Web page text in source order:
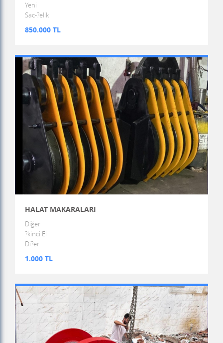
Yeni
Sac-?elik
850.000 TL
HALAT MAKARALARI
Diğer
?kinci El
Di?er
1.000 TL